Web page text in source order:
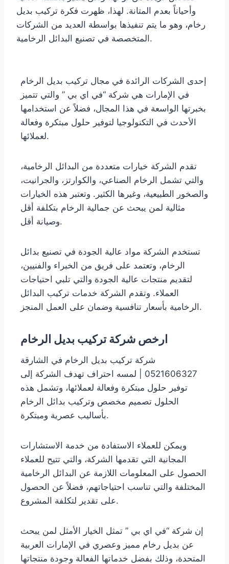
وأحياناً بعدم المتانة. لهذا، ظهرت فكرة تركيب بديل
رخام، وهو ما يتم تنفيذها بواسطة العديد من الشركات
المتخصصة في تصنيع البدائل الرخامية.
إحدى الشركات الرائدة في مجال تركيب بديل الرخام
في الإمارات هي شركة “في اي بي ” والتي تتميز
بخبرتها الواسعة في هذا المجال، فضلاً عن استخدامها
الأحدث في التكنولوجيا لتوفير حلول مبتكرة وفعالة
لعملائها.
تقدم الشركة خيارات متعددة من البدائل الرخامية،
والتي تشمل الرخام الصناعي، والكوارتز، والجرانيت،
والصخور الطبيعية، وغيرها الكثير. وتعتبر هذه الخيارات
مثالية لمن يبحث عن جمالية الرخام بتكلفة أقل
وصيانة أقل.
تستخدم الشركة مواد عالية الجودة في تصنيع بدائل
الرخام، وتعتمد على فريق من الخبراء والفنيين،
لتقديم منتجات عالية الجودة والتي تلبي احتياجات
العملاء. وتقدم الشركة خدمات تركيب البدائل
الرخامية بأسعار تنافسية وضمان على العمل المنجز.
ارخص شركة تركيب بديل الرخام
شركة تركيب بديل الرخام في الشارقة
0521606327 | لمسه احتراف تهدف الشركة إلى
توفير حلول مبتكرة وفعالة لعملائها، وتشمل هذه
الحلول تصميم مخصص وتركيب بدائل الرخام
بأساليب عصرية ومبتكرة.
ويمكن للعملاء الاستفادة من خدمة الاستشارات
المجانية التي تقدمها الشركة، والتي تتيح للعملاء
الحصول على المعلومات اللازمة عن البدائل الرخامية
المختلفة والتي تناسب احتياجاتهم، فضلاً عن الحصول
على تقدير لتكلفة المشروع.
إن شركة “في اي بي ” تمثل الخيار الأمثل لمن يبحث
عن بديل رخام مميز وعصري في الإمارات العربية
المتحدة، وذلك بفضل خدماتها الفعالة وجودة منتجاتها